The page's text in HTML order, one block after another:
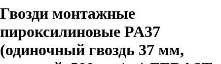
Гвозди монтажные
пироксилиновые PA37
(одиночный гвоздь 37 мм,